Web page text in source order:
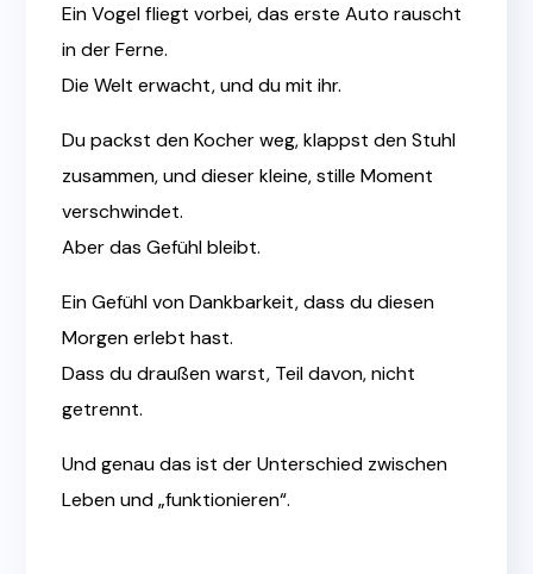
Ein Vogel fliegt vorbei, das erste Auto rauscht
in der Ferne.
Die Welt erwacht, und du mit ihr.
Du packst den Kocher weg, klappst den Stuhl
zusammen, und dieser kleine, stille Moment
verschwindet.
Aber das Gefühl bleibt.
Ein Gefühl von Dankbarkeit, dass du diesen
Morgen erlebt hast.
Dass du draußen warst, Teil davon, nicht
getrennt.
Und genau das ist der Unterschied zwischen
Leben und „funktionieren“.